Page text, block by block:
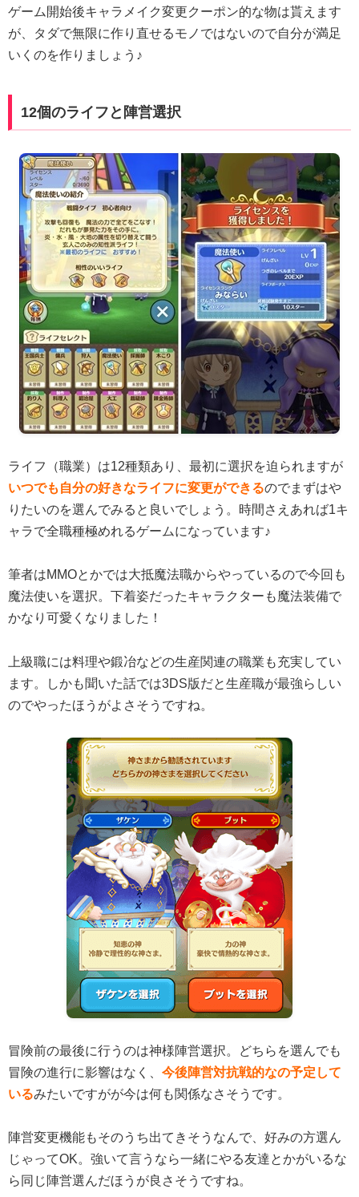
ゲーム開始後キャラメイク変更クーポン的な物は貰えます
が、タダで無限に作り直せるモノではないので自分が満足
いくのを作りましょう♪
12個のライフと陣営選択
ライフ（職業）は12種類あり、最初に選択を迫られますが
いつでも自分の好きなライフに変更ができるのでまずはや
りたいのを選んでみると良いでしょう。時間さえあれば1キ
ャラで全職種極めれるゲームになっています♪
筆者はMMOとかでは大抵魔法職からやっているので今回も
魔法使いを選択。下着姿だったキャラクターも魔法装備で
かなり可愛くなりました！
上級職には料理や鍛冶などの生産関連の職業も充実してい
ます。しかも聞いた話では3DS版だと生産職が最強らしい
のでやったほうがよさそうですね。
冒険前の最後に行うのは神様陣営選択。どちらを選んでも
冒険の進行に影響はなく、 今後陣営対抗戦的なの予定して
いるみたいですがが今は何も関係なさそうです。
陣営変更機能もそのうち出てきそうなんで、好みの方選ん
じゃってOK。強いて言うなら一緒にやる友達とかがいるな
ら同じ陣営選んだほうが良さそうですね。